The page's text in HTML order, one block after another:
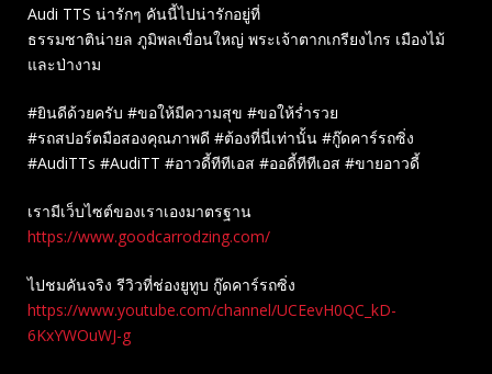
Audi TTS น่ารักๆ คันนี้ไปน่ารักอยู่ที่
ธรรมชาติน่ายล ภูมิพลเขื่อนใหญ่ พระเจ้าตากเกรียงไกร เมืองไม้
และป่างาม
#ยินดีด้วยครับ #ขอให้มีความสุข #ขอให้ร่ำรวย
#รถสปอร์ตมือสองคุณภาพดี #ต้องที่นี่เท่านั้น #กู๊ดคาร์รถซิ่ง
#AudiTTs #AudiTT #อาวดี้ทีทีเอส #ออดี้ทีทีเอส #ขายอาวดี้
เรามีเว็บไซต์ของเราเองมาตรฐาน
https://www.goodcarrodzing.com/
ไปชมคันจริง รีวิวที่ช่องยู​ทูบ​ กู๊ดคาร์รถซิ่ง
https://www.youtube.com/channel/UCEevH0QC_kD-
6KxYWOuWJ-g